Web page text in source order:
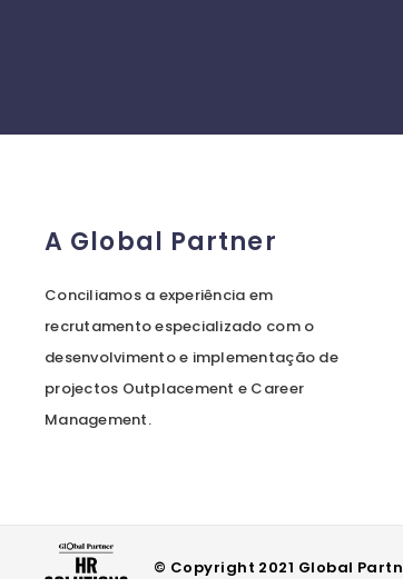
A Global Partner
Conciliamos a experiência em
recrutamento especializado com o
desenvolvimento e implementação de
projectos Outplacement e Career
Management.
© Copyright 2021 Global